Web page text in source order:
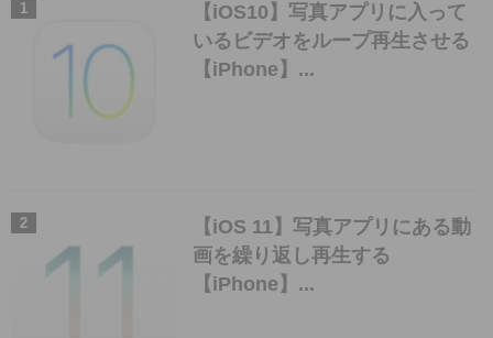
【iOS10】写真アプリに入って
いるビデオをループ再生させる
【iPhone】...
【iOS 11】写真アプリにある動
画を繰り返し再生する
【iPhone】...